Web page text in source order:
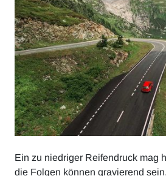
Ein zu niedriger Reifendruck mag
die Folgen können gravierend